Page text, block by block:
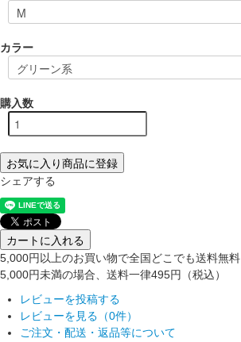
カラー
購入数
お気に入り商品に登録
シェアする
カートに入れる
5,000円以上のお買い物で全国どこでも送料無料
5,000円未満の場合、送料一律495円（税込）
レビューを投稿する
レビューを見る（0件）
ご注文・配送・返品等について